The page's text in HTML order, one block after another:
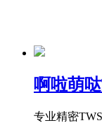
啊啦萌
专业精密